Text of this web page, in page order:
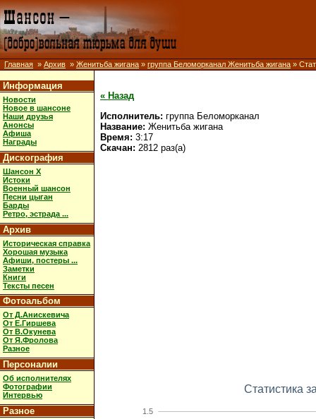
Главная » Архив » Женитьба жигана » группа Беломорканал Женитьба жигана »
Информация
Новости
Новое в шансоне
Наши друзья
Анонсы
Афиша
Награды
Дискография
Шансон X
Истоки
Военный шансон
Песни цыган
Барды
Ретро, эстрада ...
Архив
Историческая справка
Хорошая музыка
Афиши, постеры ...
Заметки
Книги
Тексты песен
Фотоальбом
От Д.Анискевича
От Е.Гиршева
От В.Окунева
От Я.Фролова
Разное
Персоналии
Об исполнителях
Фотографии
Интервью
Разное
« Назад
Исполнитель: группа Беломорканал
Название: Женитьба жигана
Время: 3:17
Скачан: 2812 раз(а)
1.5
Статистика